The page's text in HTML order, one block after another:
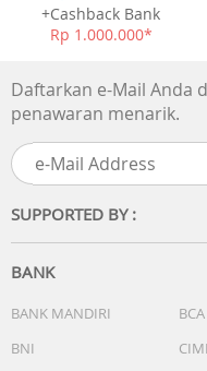
+Cashback Bank
Rp 1.000.000*
Daftarkan e-Mail Anda
penawaran menarik.
SUPPORTED BY :
BANK
BANK MANDIRI BCA
BNI